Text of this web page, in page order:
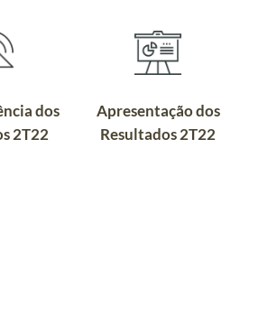
dos
2T22
Apresentação dos
Resultados 2T22